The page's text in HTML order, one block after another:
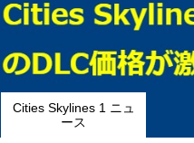
Cities Skylines 1 ニュ
ース